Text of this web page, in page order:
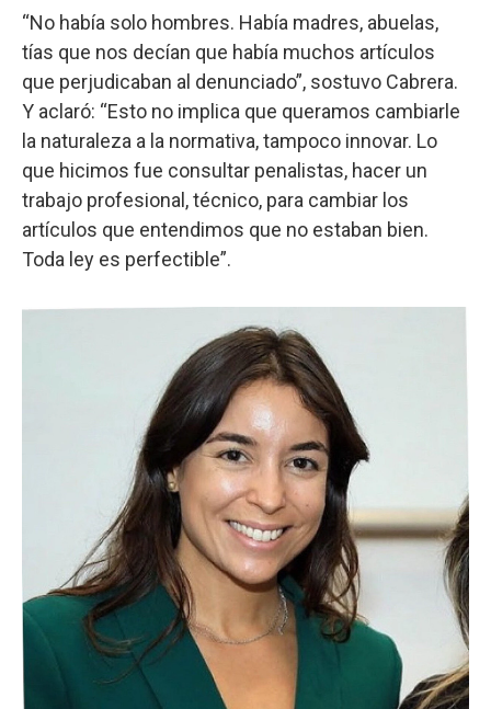
“No había solo hombres. Había madres, abuelas,
tías que nos decían que había muchos artículos
que perjudicaban al denunciado”, sostuvo Cabrera.
Y aclaró: “Esto no implica que queramos cambiarle
la naturaleza a la normativa, tampoco innovar. Lo
que hicimos fue consultar penalistas, hacer un
trabajo profesional, técnico, para cambiar los
artículos que entendimos que no estaban bien.
Toda ley es perfectible”.